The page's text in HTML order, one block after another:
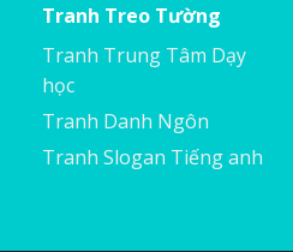
Tranh Treo Tường
Tranh Trung Tâm Dạy
học
Tranh Danh Ngôn
Tranh Slogan Tiếng anh